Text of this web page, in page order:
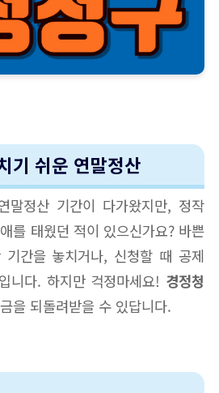
기 쉬운 연말정산
말정산 기간이 다가왔지만, 정작
를 태웠던 적이 있으신가요? 바쁜
간을 놓치거나, 신청할 때 공제
니다. 하지만 걱정마세요! 경정청
을 되돌려받을 수 있답니다.